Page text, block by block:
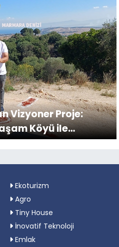
Vizyoner Proje:
Köyü ile
Ekoturizm
Agro
Tiny House
İnovatif Teknoloji
Emlak